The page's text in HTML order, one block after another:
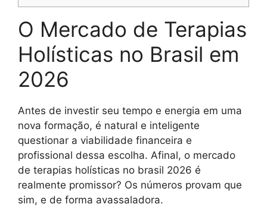
O Mercado de Terapias
Holísticas no Brasil em
2026
Antes de investir seu tempo e energia em uma
nova formação, é natural e inteligente
questionar a viabilidade financeira e
profissional dessa escolha. Afinal, o mercado
de terapias holísticas no brasil 2026 é
realmente promissor? Os números provam que
sim, e de forma avassaladora.